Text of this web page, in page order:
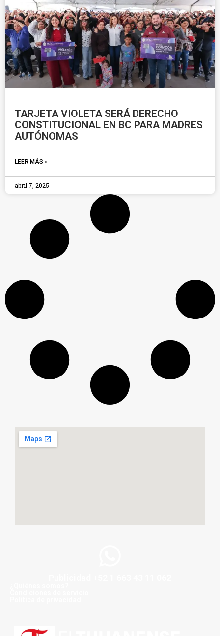
TARJETA VIOLETA SERÁ DERECHO
CONSTITUCIONAL EN BC PARA MADRES
AUTÓNOMAS
LEER MÁS »
abril 7, 2025